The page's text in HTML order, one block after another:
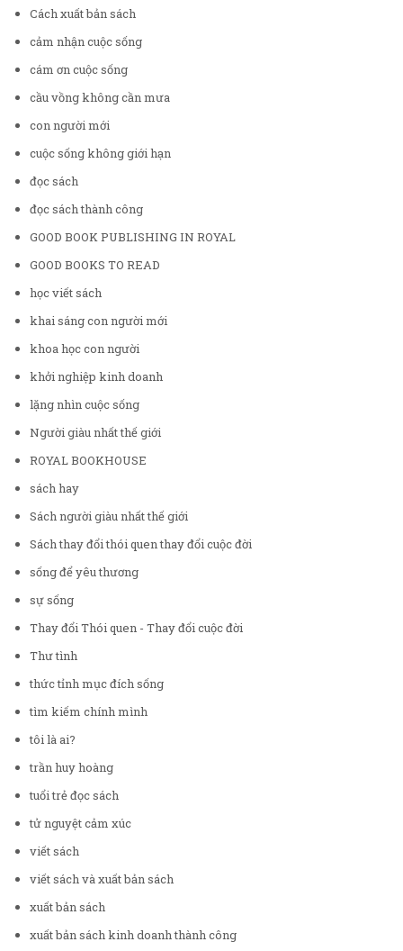
Cách xuất bản sách
cảm nhận cuộc sống
cám ơn cuộc sống
cầu vồng không cần mưa
con người mới
cuộc sống không giới hạn
đọc sách
đọc sách thành công
GOOD BOOK PUBLISHING IN ROYAL
GOOD BOOKS TO READ
học viết sách
khai sáng con người mới
khoa học con người
khởi nghiệp kinh doanh
lặng nhìn cuộc sống
Người giàu nhất thế giới
ROYAL BOOKHOUSE
sách hay
Sách người giàu nhất thế giới
Sách thay đổi thói quen thay đổi cuộc đời
sống để yêu thương
sự sống
Thay đổi Thói quen - Thay đổi cuộc đời
Thư tình
thức tỉnh mục đích sống
tìm kiếm chính mình
tôi là ai?
trần huy hoàng
tuổi trẻ đọc sách
tử nguyệt cảm xúc
viết sách
viết sách và xuất bản sách
xuất bản sách
xuất bản sách kinh doanh thành công